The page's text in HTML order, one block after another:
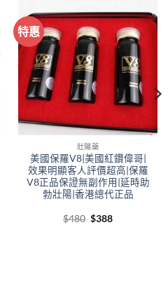
特惠
壯陽藥
美國保羅V8|美國紅鑽偉哥|
效果明顯客人評價超高|保羅
V8正品保證無副作用|延時助
勃壯陽|香港總代正品
$480 Original
$388Current